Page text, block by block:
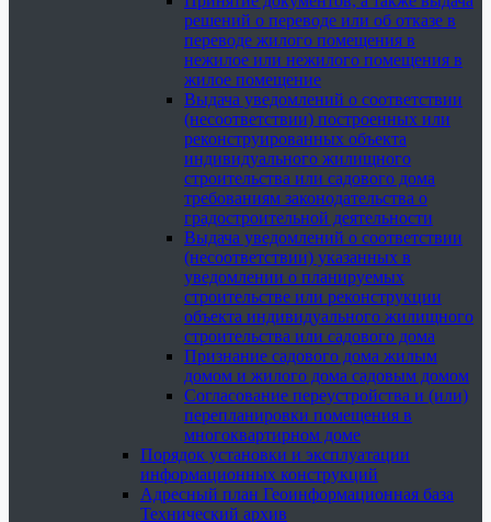
решений о переводе или об отказе в
переводе жилого помещения в
нежилое или нежилого помещения в
жилое помещение
Выдача уведомлений о соответствии
(несоответствии) построенных или
реконструированных объекта
индивидуального жилищного
строительства или садового дома
требованиям законодательства о
градостроительной деятельности
Выдача уведомлений о соответствии
(несоответствии) указанных в
уведомлении о планируемых
строительстве или реконструкции
объекта индивидуального жилищного
строительства или садового дома
Признание садового дома жилым
домом и жилого дома садовым домом
Согласование переустройства и (или)
перепланировки помещения в
многоквартирном доме
Порядок установки и эксплуатации
информационных конструкций
Адресный план Геоинформационная база
Технический архив